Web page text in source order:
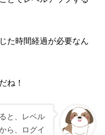
た時間経過が必要なん
ね！
と、レベル
ら、ログイ